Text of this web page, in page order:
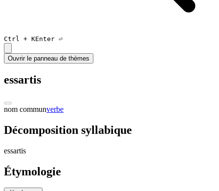
Ctrl + KEnter ⏎
Ouvrir le panneau de thèmes
essartis
nom communverbe
Décomposition syllabique
essartis
Étymologie